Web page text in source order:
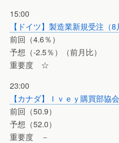
15:00
【ドイツ】製造業新規受注（8
前回（4.6％）
予想（-2.5％）（前月比）
重要度 ☆
23:00
【カナダ】Ｉｖｅｙ購買部協
前回（50.9）
予想（52.0）
重要度 －